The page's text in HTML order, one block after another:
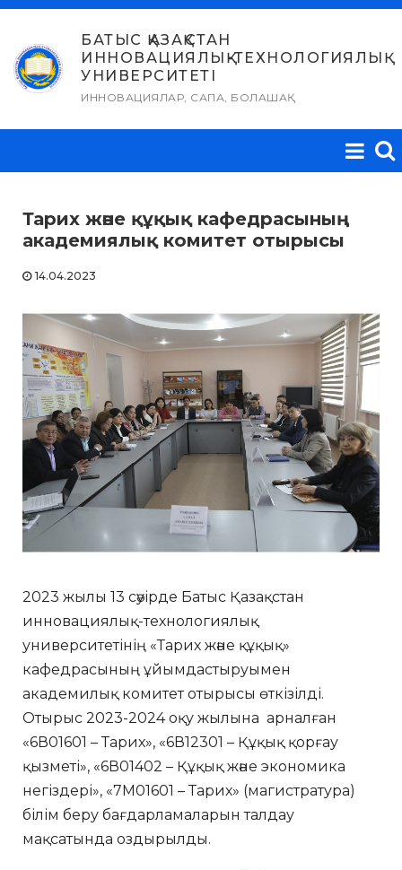
Skip
content
БАТЫС ҚАЗАҚСТАН
ИННОВАЦИЯЛЫҚ-ТЕХНОЛОГИЯЛЫҚ
УНИВЕРСИТЕТІ
ИННОВАЦИЯЛАР, САПА, БОЛАШАҚ
Тарих және құқық кафедрасының
академиялық комитет отырысы
14.04.2023
2023 жылы 13 сәуірде Батыс Қазақстан
инновациялық-технологиялық
университетінің «Тарих және құқық»
кафедрасының ұйымдастыруымен
академилық комитет отырысы өткізілді.
Отырыс 2023-2024 оқу жылына арналған
«6В01601 – Тарих», «6В12301 – Құқық қорғау
қызметі», «6В01402 – Құқық және экономика
негіздері», «7М01601 – Тарих» (магистратура)
білім беру бағдарламаларын талдау
мақсатында оздырылды.